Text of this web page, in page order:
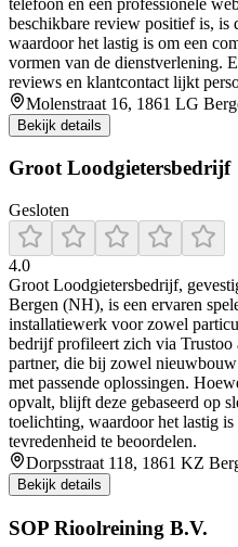
beschikbare review positief is, is
waardoor het lastig is om een
vormen van de dienstverlening.
reviews en klantcontact lijkt
Molenstraat 16, 1861 LG
Bekijk details
Groot Loodgietersbedrijf
Gesloten
4.0
Groot Loodgietersbedrijf,
Bergen (NH), is een ervaren
installatiewerk voor zowel
bedrijf profileert zich via Trustoo
partner, die bij zowel
met passende oplossingen.
opvalt, blijft deze gebaseerd op
toelichting, waardoor het lastig is
tevredenheid te beoordelen.
Dorpsstraat 118, 1861 KZ
Bekijk details
SOP Rioolreining B.V.